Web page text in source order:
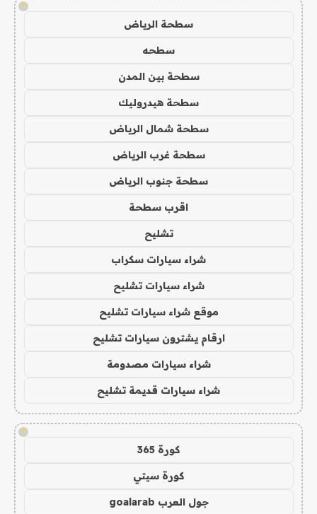
!
سطحة الرياض
سطحه
سطحة بين المدن
سطحة هيدروليك
سطحة شمال الرياض
سطحة غرب الرياض
سطحة جنوب الرياض
اقرب سطحة
تشليح
شراء سيارات سكراب
شراء سيارات تشليح
موقع شراء سيارات تشليح
ارقام يشترون سيارات تشليح
شراء سيارات مصدومة
شراء سيارات قديمة تشليح
!
كورة 365
كورة سيتي
جول العرب goalarab